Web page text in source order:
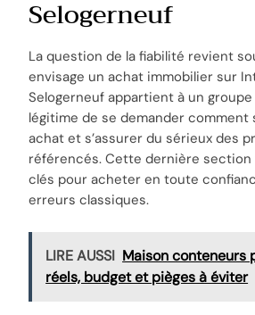
Selogerneuf
La question de la fiabilité revient
envisage un achat immobilier sur
Selogerneuf appartient à un
légitime de se demander comment
achat et s’assurer du sérieux des
référencés. Cette dernière section
clés pour acheter en toute
erreurs classiques.
LIRE AUSSI Maison conteneurs
réels, budget et pièges à éviter